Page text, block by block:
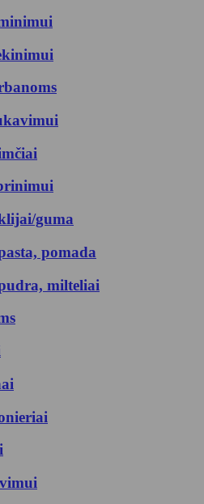
guma
pomada
milteliai